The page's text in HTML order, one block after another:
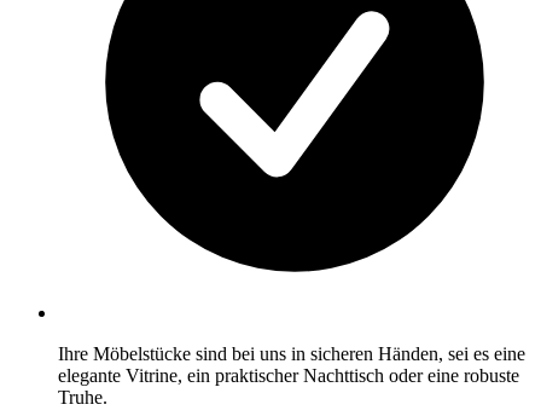
Ihre Möbelstücke sind bei uns in sicheren Händen, sei es eine
elegante Vitrine, ein praktischer Nachttisch oder eine robuste
Truhe.